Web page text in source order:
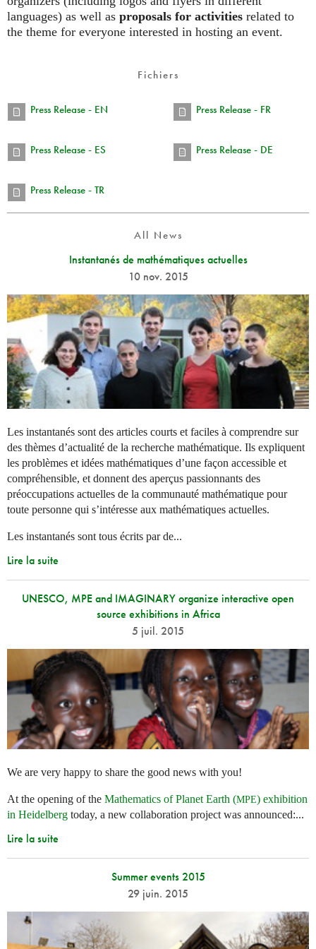
languages) as well as proposals for activities related to
the theme for everyone interested in hosting an event.
Fichiers
Press Release - EN Press Release - FR
Press Release - ES Press Release - DE
Press Release - TR
All News
Instantanés de mathématiques actuelles
10 nov. 2015
Les instantanés sont des articles courts et faciles à comprendre sur
des thèmes d’actualité de la recherche mathématique. Ils expliquent
les problèmes et idées mathématiques d’une façon accessible et
compréhensible, et donnent des aperçus passionnants des
préoccupations actuelles de la communauté mathématique pour
toute personne qui s’intéresse aux mathématiques actuelles.
Les instantanés sont tous écrits par de...
Lire la suite
UNESCO, MPE and IMAGINARY organize interactive open
source exhibitions in Africa
5 juil. 2015
We are very happy to share the good news with you!
At the opening of the Mathematics of Planet Earth (MPE) exhibition
in Heidelberg today, a new collaboration project was announced:...
Lire la suite
Summer events 2015
29 juin. 2015